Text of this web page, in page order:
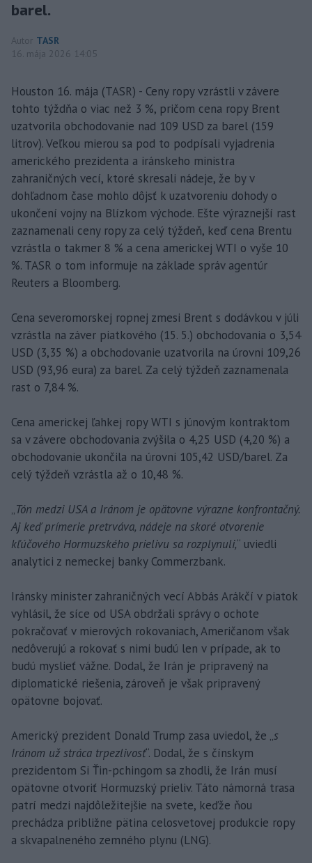
barel.
Autor TASR
16. mája 2026 14:05
Houston 16. mája (TASR) - Ceny ropy vzrástli v závere
tohto týždňa o viac než 3 %, pričom cena ropy Brent
uzatvorila obchodovanie nad 109 USD za barel (159
litrov). Veľkou mierou sa pod to podpísali vyjadrenia
amerického prezidenta a iránskeho ministra
zahraničných vecí, ktoré skresali nádeje, že by v
dohľadnom čase mohlo dôjsť k uzatvoreniu dohody o
ukončení vojny na Blízkom východe. Ešte výraznejší rast
zaznamenali ceny ropy za celý týždeň, keď cena Brentu
vzrástla o takmer 8 % a cena americkej WTI o vyše 10
%. TASR o tom informuje na základe správ agentúr
Reuters a Bloomberg.
Cena severomorskej ropnej zmesi Brent s dodávkou v júli
vzrástla na záver piatkového (15. 5.) obchodovania o 3,54
USD (3,35 %) a obchodovanie uzatvorila na úrovni 109,26
USD (93,96 eura) za barel. Za celý týždeň zaznamenala
rast o 7,84 %.
Cena americkej ľahkej ropy WTI s júnovým kontraktom
sa v závere obchodovania zvýšila o 4,25 USD (4,20 %) a
obchodovanie ukončila na úrovni 105,42 USD/barel. Za
celý týždeň vzrástla až o 10,48 %.
„Tón medzi USA a Iránom je opätovne výrazne konfrontačný.
Aj keď prímerie pretrváva, nádeje na skoré otvorenie
kľúčového Hormuzského prielivu sa rozplynuli,“ uviedli
analytici z nemeckej banky Commerzbank.
Iránsky minister zahraničných vecí Abbás Arákčí v piatok
vyhlásil, že síce od USA obdržali správy o ochote
pokračovať v mierových rokovaniach, Američanom však
nedôverujú a rokovať s nimi budú len v prípade, ak to
budú myslieť vážne. Dodal, že Irán je pripravený na
diplomatické riešenia, zároveň je však pripravený
opätovne bojovať.
Americký prezident Donald Trump zasa uviedol, že „s
Iránom už stráca trpezlivosť“. Dodal, že s čínskym
prezidentom Si Ťin-pchingom sa zhodli, že Irán musí
opätovne otvoriť Hormuzský prieliv. Táto námorná trasa
patrí medzi najdôležitejšie na svete, keďže ňou
prechádza približne pätina celosvetovej produkcie ropy
a skvapalneného zemného plynu (LNG).